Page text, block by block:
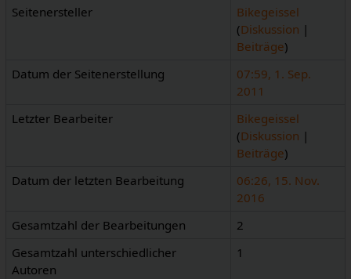
Seitenersteller
Bikegeissel
(Diskussion |
Beiträge)
Datum der Seitenerstellung
07:59, 1. Sep.
2011
Letzter Bearbeiter
Bikegeissel
(Diskussion |
Beiträge)
Datum der letzten Bearbeitung
06:26, 15. Nov.
2016
Gesamtzahl der Bearbeitungen
2
Gesamtzahl unterschiedlicher
Autoren
1